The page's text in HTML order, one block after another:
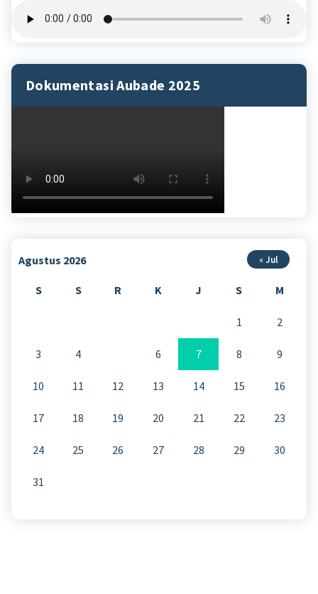
Dokumentasi Aubade 2025
Agustus 2026
S S R K J S M
1 2
3 4 6 7 8 9
10 11 12 13 14 15 16
17 18 19 20 21 22 23
24 25 26 27 28 29 30
31
« Jul